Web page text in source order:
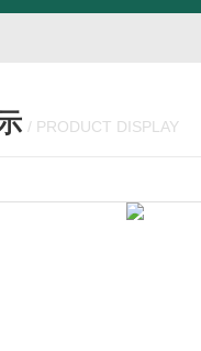
/ PRODUCT DISPLAY